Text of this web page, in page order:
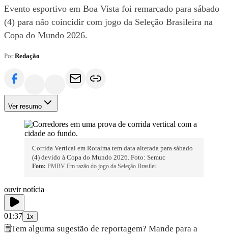
Evento esportivo em Boa Vista foi remarcado para sábado
(4) para não coincidir com jogo da Seleção Brasileira na
Copa do Mundo 2026.
PorRedação
Ver resumo
Corrida Vertical em Roraima tem data alterada para sábado
(4) devido à Copa do Mundo 2026. Foto: Semuc
Foto: PMBV Em razão do jogo da Seleção Brasilei.
ouvir notícia
01:37 1x
🗒️Tem alguma sugestão de reportagem? Mande para a